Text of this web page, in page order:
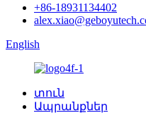
+86-18931134402
English
տուն
Ապրանքներ